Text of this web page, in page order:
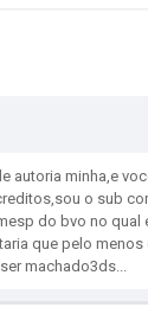
autoria minha,e
o sub
do bvo no qual
que pelo
machado3ds...